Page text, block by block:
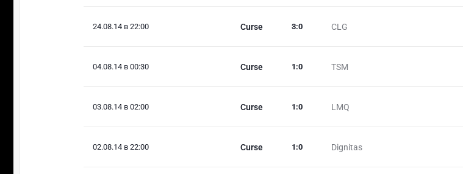
24.08.14 в 22:00 Curse CLG
3:0
04.08.14 в 00:30 Curse TSM
1 :0
03.08.14 в 02:00 Curse LMQ
1 :0
02.08.14 в 22:00 Curse Dignitas
1 :0